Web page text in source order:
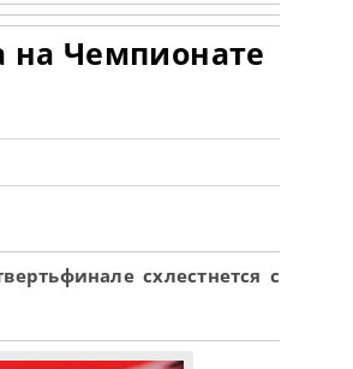
на Чемпионате
схлестнется с